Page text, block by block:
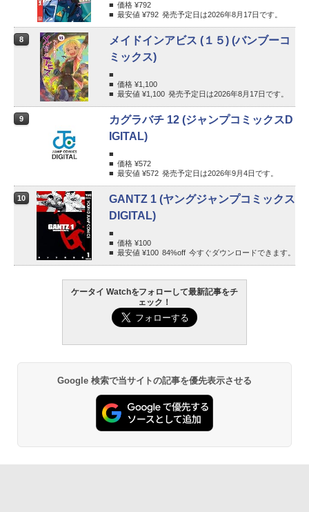
価格 ¥792
最安値 ¥792 発売予定日は2026年8月17日です。
8
メイドインアビス (１５) (バンブーコ
ミックス)
価格 ¥1,100
最安値 ¥1,100 発売予定日は2026年8月17日です。
9
カグラバチ 12 (ジャンプコミックスD
IGITAL)
価格 ¥572
最安値 ¥572 発売予定日は2026年9月4日です。
10
GANTZ 1 (ヤングジャンプコミックス
DIGITAL)
価格 ¥100
最安値 ¥100 84%off 今すぐダウンロードできます。
ケータイ Watchをフォローして最新記事をチ
ェック！
Google 検索で当サイトの記事を優先表示させる